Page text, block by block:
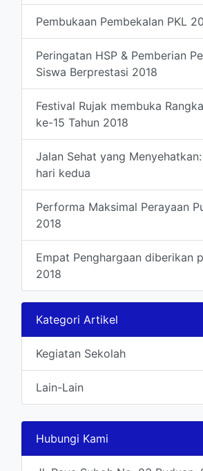
Pembukaan Pembekalan PKL
Peringatan HSP & Pemberian
Siswa Berprestasi 2018
Festival Rujak membuka
ke-15 Tahun 2018
Jalan Sehat yang
hari kedua
Performa Maksimal Perayaan
2018
Empat Penghargaan diberikan
2018
Kategori Artikel
Kegiatan Sekolah
Lain-Lain
Hubungi Kami